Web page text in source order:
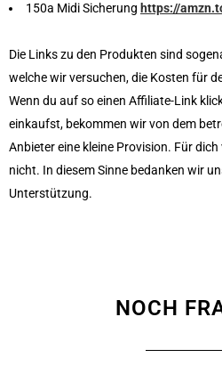
150a Midi Sicherung https://
Die Links zu den Produkten sind
welche wir versuchen, die Kosten für
Wenn du auf so einen Affiliate-Link
einkaufst, bekommen wir von dem
Anbieter eine kleine Provision. Für
nicht. In diesem Sinne bedanken wir
Unterstützung.
NOCH